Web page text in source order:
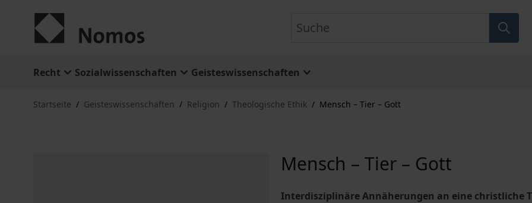
Recht Sozialwissenschaften Geisteswissenschaften
Startseite / Geisteswissenschaften / Religion / Theologische Ethik / Mensch – Tier – Gott
Mensch – Tier – Gott
Interdisziplinäre Annäherungen an eine christliche